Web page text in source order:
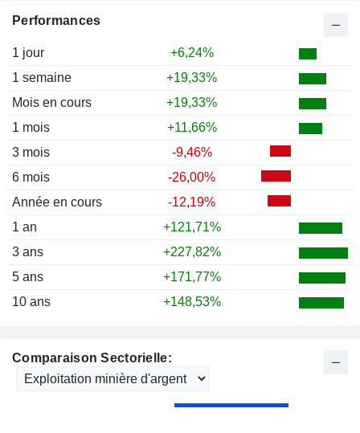
Performances
1 jour
+6,24%
1 semaine
+19,33%
Mois en cours
+19,33%
1 mois
+11,66%
3 mois
-9,46%
6 mois
-26,00%
Année en cours
-12,19%
1 an
+121,71%
3 ans
+227,82%
5 ans
+171,77%
10 ans
+148,53%
Comparaison Sectorielle:
1990
1989
+10,89%
1988
-8,18%
1987
+26,44%
1986
-20,91%
1985
+0,92%
1984
-27,33%
1983
+2,04%
1982
+63,33%
1981
-50,73%
1980
-25,54%
1979
+797,56%
1976
-19,66%